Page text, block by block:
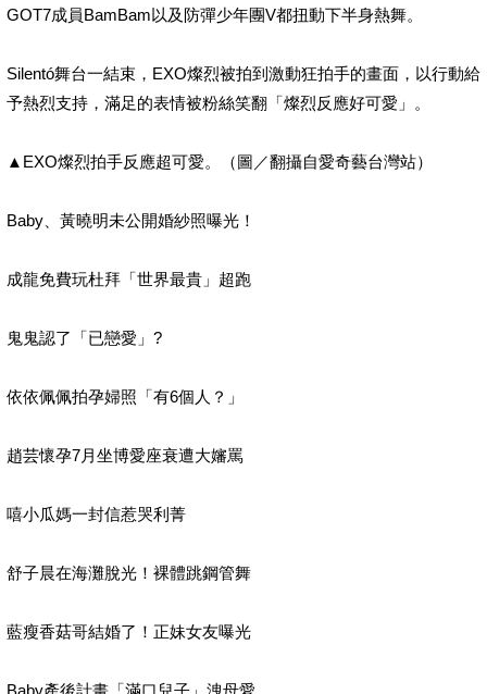
GOT7成員BamBam以及防彈少年團V都扭動下半身熱舞。
Silentó舞台一結束，EXO燦烈被拍到激動狂拍手的畫面，以行動給
予熱烈支持，滿足的表情被粉絲笑翻「燦烈反應好可愛」。
▲EXO燦烈拍手反應超可愛。（圖／翻攝自愛奇藝台灣站）
Baby、黃曉明未公開婚紗照曝光！
成龍免費玩杜拜「世界最貴」超跑
鬼鬼認了「已戀愛」?
依依佩佩拍孕婦照「有6個人？」
趙芸懷孕7月坐博愛座衰遭大嬸罵
嘻小瓜媽一封信惹哭利菁
舒子晨在海灘脫光！裸體跳鋼管舞
藍瘦香菇哥結婚了！正妹女友曝光
Baby產後計畫「滿口兒子」洩母愛